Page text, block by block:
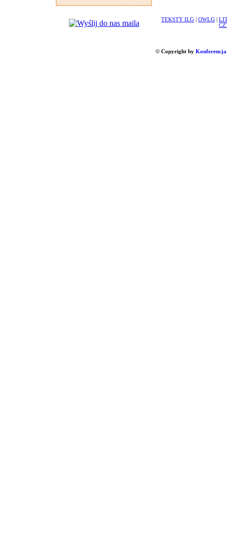
TEKSTY ILG OWLG
© Copyright by Konferencja